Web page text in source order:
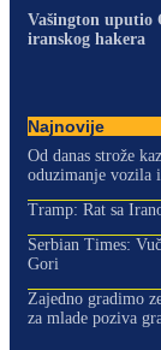
Vašington uputio
iranskog hakera
Najnovije
Od danas strože
oduzimanje vozila
Tramp: Rat sa
Serbian Times:
Gori
Zajedno gradimo
za mlade poziva